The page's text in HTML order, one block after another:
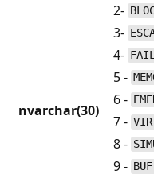
nvarchar(30)
2-
3-
4-
5 -
6 -
7 -
8 -
9 -